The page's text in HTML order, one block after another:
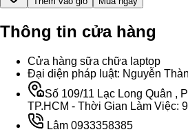
Thông tin cửa hàng
Cửa hàng sữa chữa laptop
Đại diện pháp luật: Nguyễn
Số 109/11 Lạc Long Quân ,
TP.HCM - Thời Gian Làm Việc:
Lâm 0933358385